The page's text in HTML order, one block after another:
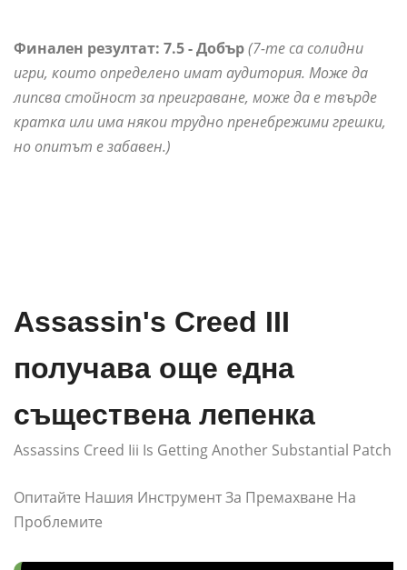
Финален резултат: 7.5 - Добър(7-те са солидни
игри, които определено имат аудитория. Може да
липсва стойност за преиграване, може да е твърде
кратка или има някои трудно пренебрежими грешки,
но опитът е забавен.)
Assassin's Creed III
получава още една
съществена лепенка
Assassins Creed Iii Is Getting Another Substantial Patch
Опитайте Нашия Инструмент За Премахване На
Проблемите